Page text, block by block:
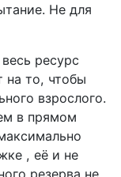
Не для
ресурс
на то, чтобы
взрослого.
в прямом
, её и не
резерва не